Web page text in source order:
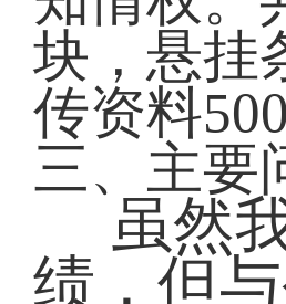
块，悬挂
传资料
三、主要
虽然我
绩，但